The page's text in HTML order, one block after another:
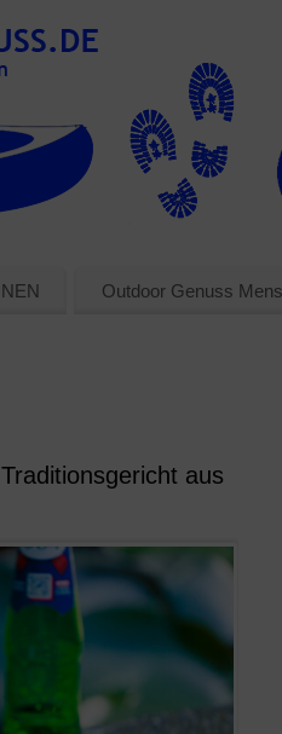
Outdoor Genuss
aus